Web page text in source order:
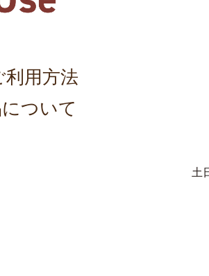
利用方法
ついて
土